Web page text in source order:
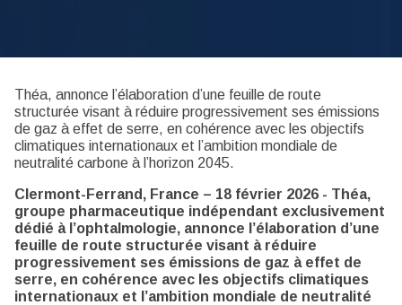
Théa, annonce l’élaboration d’une feuille de route
structurée visant à réduire progressivement ses émissions
de gaz à effet de serre, en cohérence avec les objectifs
climatiques internationaux et l’ambition mondiale de
neutralité carbone à l’horizon 2045.
Clermont-Ferrand, France – 18 février 2026 - Théa,
groupe pharmaceutique indépendant exclusivement
dédié à l’ophtalmologie, annonce l’élaboration d’une
feuille de route structurée visant à réduire
progressivement ses émissions de gaz à effet de
serre, en cohérence avec les objectifs climatiques
internationaux et l’ambition mondiale de neutralité